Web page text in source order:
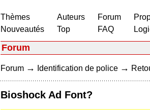
Thèmes
Nouveautés
Auteurs
Top
Forum
FAQ
Forum
Forum → Identification de police →
Bioshock Ad Font?